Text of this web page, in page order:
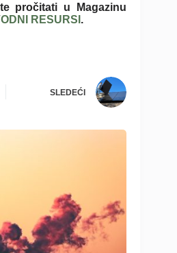
pročitati u Magazinu
RESURSI .
SLEDEĆI